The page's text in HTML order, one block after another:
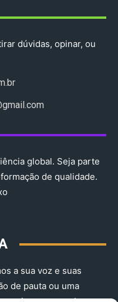
dúvidas, opinar, ou
global. Seja parte
de qualidade.
a sua voz e suas
de pauta ou uma